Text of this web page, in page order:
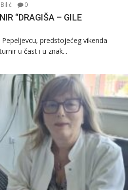
0
“DRAGIŠA – GILE
predstojećeg vikenda
u čast i u znak...